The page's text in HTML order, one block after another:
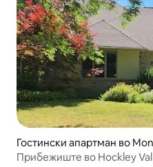
Гостински апартман во
Прибежиште во Hockley